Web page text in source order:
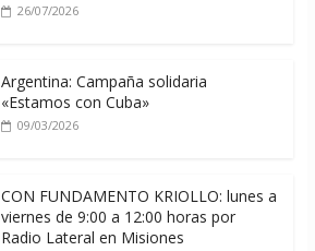
26/07/2026
Argentina: Campaña solidaria
«Estamos con Cuba»
09/03/2026
CON FUNDAMENTO KRIOLLO: lunes a
viernes de 9:00 a 12:00 horas por
Radio Lateral en Misiones